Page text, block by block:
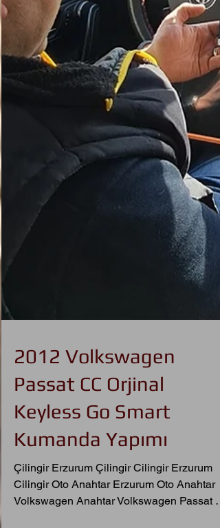
2012 Volkswagen
Passat CC Orjinal
Keyless Go Smart
Kumanda Yapımı
Çilingir Erzurum Çilingir Cilingir Erzurum